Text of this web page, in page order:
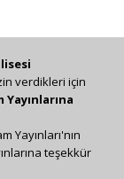
verdikleri için
Yayınlarına
Yayınları'nın
teşekkür